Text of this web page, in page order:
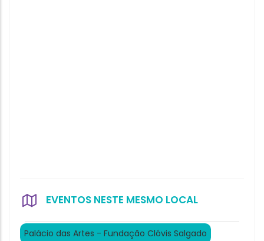
EVENTOS NESTE MESMO LOCAL
Palácio das Artes - Fundação Clóvis Salgado